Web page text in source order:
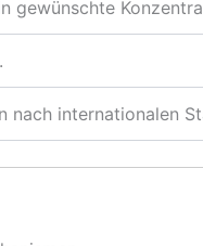
gewünschte
nach internationalen